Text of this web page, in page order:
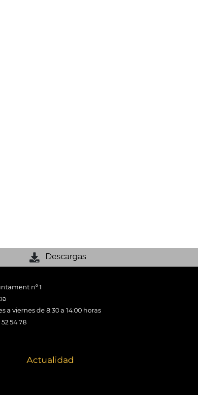
Descargas
nº 1
a viernes de 8:30 a 14:00 horas
54 78
Actualidad